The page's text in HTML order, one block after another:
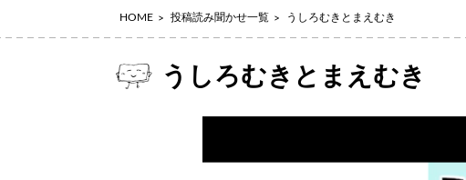
HOME 投稿読み聞かせ一覧 うしろむきとまえむき
うしろむきとまえむき